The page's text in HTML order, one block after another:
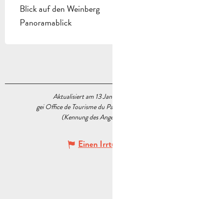
Blick auf den Weinberg
Panoramablick
Aktualisiert am 13 Januar 2026 Um 12:04
gei Office de Tourisme du Pays d’Aubagne et de l’Étoile
(Kennung des Angebots :
Einen Irrtum angeben